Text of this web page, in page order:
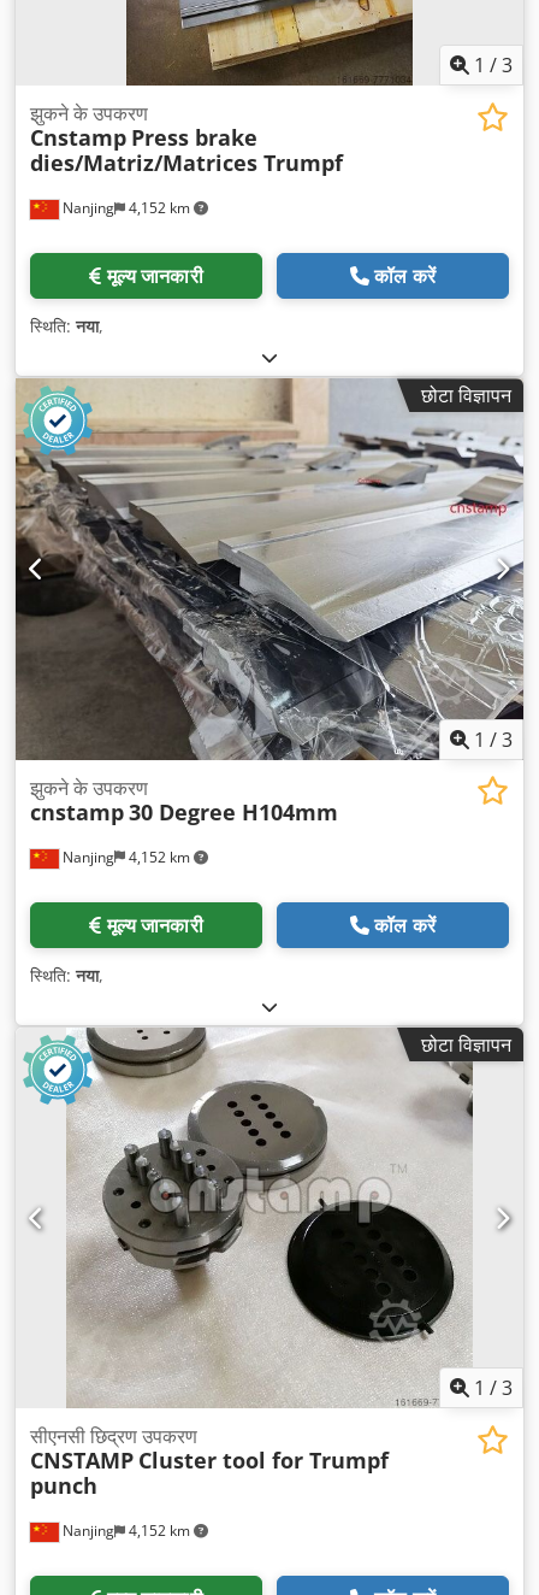
1 /3
Nanjing 4,152 km
झुकने के उपकरण
Cnstamp Press brake
dies/Matriz/Matrices Trumpf
मूल्य जानकारी कॉल करें
स्थिति:नया,
छोटा विज्ञापन
1 /3
Nanjing 4,152 km
झुकने के उपकरण
cnstamp30 Degree H104mm
मूल्य जानकारी कॉल करें
स्थिति:नया,
छोटा विज्ञापन
1 /3
Nanjing 4,152 km
सीएनसी छिद्रण उपकरण
CNSTAMP Cluster tool for Trumpf
punch